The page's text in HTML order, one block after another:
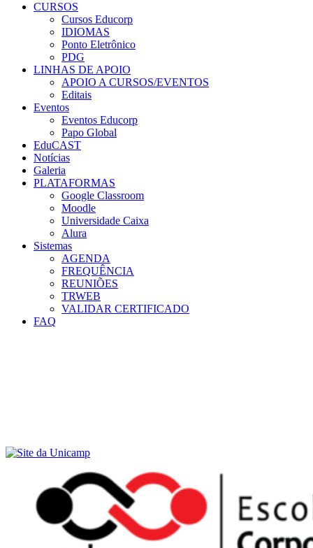
CURSOS
Cursos Educorp
IDIOMAS
Ponto Eletrônico
PDG
LINHAS DE APOIO
APOIO A CURSOS/EVENTOS
Editais
Eventos
Eventos Educorp
Papo Global
EduCAST
Notícias
Galeria
PLATAFORMAS
Google Classroom
Moodle
Universidade Caixa
Alura
Sistemas
AGENDA
FREQUÊNCIA
REUNIÕES
TRWEB
VALIDAR CERTIFICADO
FAQ